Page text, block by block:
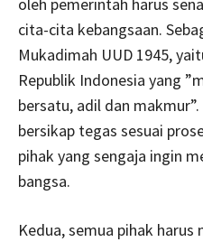
cita-cita kebangsaan.
Mukadimah UUD 1945,
Republik Indonesia yang
bersatu, adil dan
bersikap tegas sesuai
pihak yang sengaja ingin
bangsa.
Kedua, semua pihak